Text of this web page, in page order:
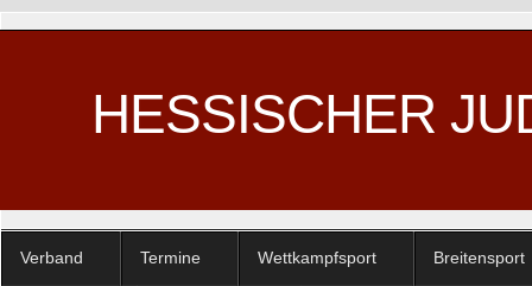
HESSISCHER
Verband Termine Wettkampfsport Breitensport